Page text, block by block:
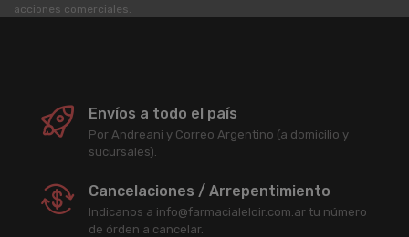
acciones comerciales.
Envíos a todo el país
Por Andreani y Correo Argentino (a domicilio y
sucursales).
Cancelaciones / Arrepentimiento
Indicanos a info@farmacialeloir.com.ar tu número
de órden a cancelar.